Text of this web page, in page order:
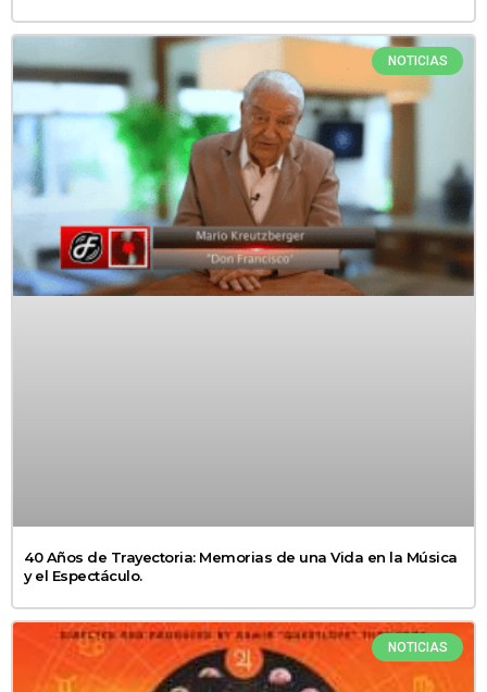
NOTICIAS
40 Años de Trayectoria: Memorias de una Vida en la Música
y el Espectáculo.
NOTICIAS